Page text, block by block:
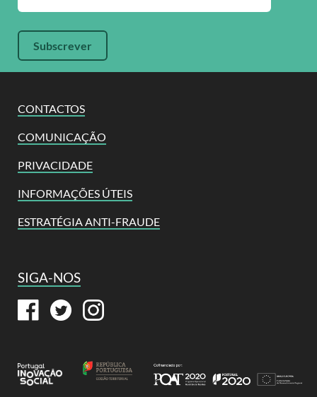
CONTACTOS
COMUNICAÇÃO
PRIVACIDADE
INFORMAÇÕES ÚTEIS
ESTRATÉGIA ANTI-FRAUDE
SIGA-NOS